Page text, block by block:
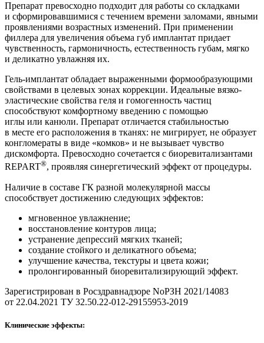
Препарат превосходно подходит для работы со складками
и сформировавшимися с течением времени заломами, явными
проявлениями возрастных изменений. При применении
филлера для увеличения объема губ имплантат придает
чувственность, гармоничность, естественность губам, мягко
и деликатно увлажняя их.
Гель-имплантат обладает выраженными формообразующими
свойствами в целевых зонах коррекции. Идеальные вязко-
эластические свойства геля и гомогенность частиц
способствуют комфортному введению с помощью
иглы или канюли. Препарат отличается стабильностью
в месте его расположения в тканях: не мигрирует, не образует
конгломераты в виде «комков» и не вызывает чувство
дискомфорта. Превосходно сочетается с биоревитализантами
REPART®, проявляя синергетический эффект от процедуры.
Наличие в составе ГК разной молекулярной массы
способствует достижению следующих эффектов:
мгновенное увлажнение;
восстановление контуров лица;
устранение депрессий мягких тканей;
создание стойкого и деликатного объема;
улучшение качества, текстуры и цвета кожи;
пролонгированный биоревитализирующий эффект.
Зарегистрирован в Росздравнадзоре NoРЗН 2021/14083
от 22.04.2021 ТУ 32.50.22-012-29155953-2019
Клинические эффекты: